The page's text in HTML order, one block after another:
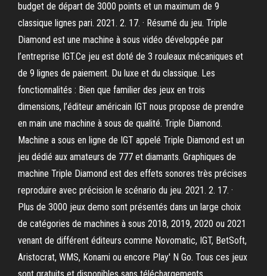
budget de départ de 3000 points et un maximum de 9
classique lignes pari. 2021. 2. 17. · Résumé du jeu. Triple
Diamond est une machine à sous vidéo développée par
l’entreprise IGT.Ce jeu est doté de 3 rouleaux mécaniques et
de 9 lignes de paiement. Du luxe et du classique. Les
fonctionnalités : Bien que familier des jeux en trois
dimensions, l’éditeur américain IGT nous propose de prendre
en main une machine à sous de qualité. Triple Diamond.
Machine a sous en ligne de IGT appelé Triple Diamond est un
jeu dédié aux amateurs de 777 et diamants. Graphiques de
machine Triple Diamond est des effets sonores très précises
reproduire avec précision le scénario du jeu. 2021. 2. 17. ·
Plus de 3000 jeux demo sont présentés dans un large choix
de catégories de machines à sous 2018, 2019, 2020 ou 2021
venant de différent éditeurs comme Novomatic, IGT, BetSoft,
Aristocrat, WMS, Konami ou encore Play' N Go. Tous ces jeux